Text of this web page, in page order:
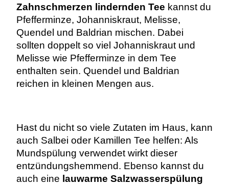
Zahnschmerzen lindernden Tee kannst du
Pfefferminze, Johanniskraut, Melisse,
Quendel und Baldrian mischen. Dabei
sollten doppelt so viel Johanniskraut und
Melisse wie Pfefferminze in dem Tee
enthalten sein. Quendel und Baldrian
reichen in kleinen Mengen aus.
Hast du nicht so viele Zutaten im Haus, kann
auch Salbei oder Kamillen Tee helfen: Als
Mundspülung verwendet wirkt dieser
entzündungshemmend. Ebenso kannst du
auch eine lauwarme Salzwasserspülung